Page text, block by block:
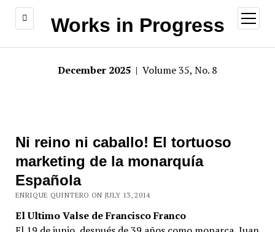
Works in Progress
open
menu
December 2025 | Volume 35, No. 8
Ni reino ni caballo! El tortuoso
marketing de la monarquía
Española
ENRIQUE QUINTERO ON JULY 13, 2014
El Ultimo Valse de Francisco Franco